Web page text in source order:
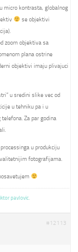
micro kontrasta, globalnog
se objektivi
zoom objektiva sa
plana ostrine
objektivi imaju plivajuci
u sredini slike vec od
u tehniku pa i u
Za par godina
u produkciju
fotografijama.
pavlovic.
#12113